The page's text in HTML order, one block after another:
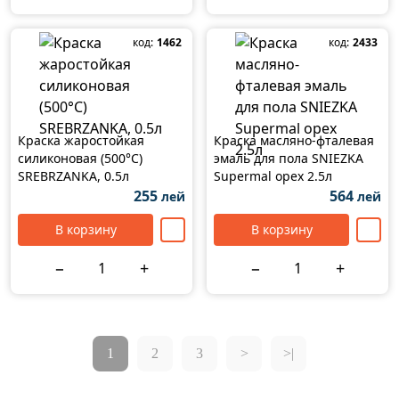
код: 1462
Краска жаростойкая
силиконовая (500°C)
SREBRZANKA, 0.5л
255 лей
В корзину
− +
код: 2433
Краска масляно-фталевая
эмаль для пола SNIEZKA
Supermal орех 2.5л
564 лей
В корзину
− +
1 2 3 > >|